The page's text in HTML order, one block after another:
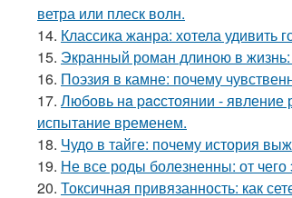
ветра или плеск волн.
14. Классика жанра: хотела удивить
15. Экранный роман длиною в
16. Поэзия в камне: почему
17. Любовь нa pacстоянии - явление
испытание временем.
18. Чудо в тайге: почему история
19. Не все роды болезненны: от
20. Токсичная привязанность: как